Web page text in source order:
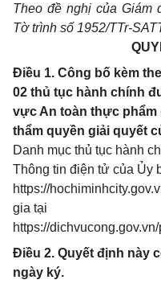
Theo đề nghị của Giám
Tờ trình số 1952/TTr-
Điều 1. Công bố kèm
02 thủ tục hành chính
vực An toàn thực
thẩm quyền giải quyết
Danh mục thủ tục hành
Thông tin điện tử của Ủy
https://
gia tại
https://
Điều 2. Quyết định này
ngày ký.